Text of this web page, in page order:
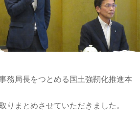
務局長をつとめる国土強靭化推進本
りまとめさせていただきました。